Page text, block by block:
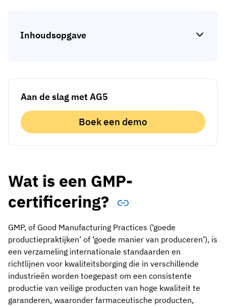
Inhoudsopgave
Aan de slag met AG5
Boek een demo
Wat is een GMP-
certificering?
GMP, of Good Manufacturing Practices (‘goede
productiepraktijken’ of ‘goede manier van produceren’), is
een verzameling internationale standaarden en
richtlijnen voor kwaliteitsborging die in verschillende
industrieën worden toegepast om een consistente
productie van veilige producten van hoge kwaliteit te
garanderen, waaronder farmaceutische producten,